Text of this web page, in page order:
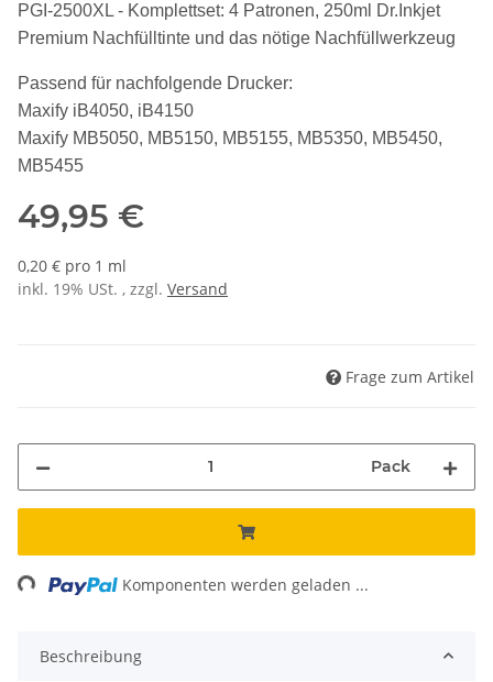
PGI-2500XL - Komplettset: 4 Patronen, 250ml Dr.Inkjet
Premium Nachfülltinte und das nötige Nachfüllwerkzeug
Passend für nachfolgende Drucker:
Maxify iB4050, iB4150
Maxify MB5050, MB5150, MB5155, MB5350, MB5450,
MB5455
49,95 €
0,20 € pro 1 ml
inkl. 19% USt. , zzgl. Versand
Frage zum Artikel
Pack
Loading... Komponenten werden geladen ...
Beschreibung